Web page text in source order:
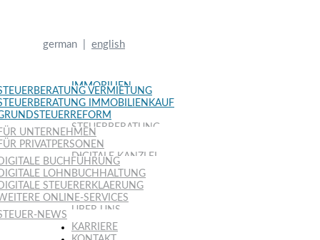
german | english
IMMOBILIEN
VERMIETUNG
IMMOBILIENKAUF
STEUERBERATUNG
UNTERNEHMEN
PRIVATPERSONEN
DIGITALE KANZLEI
BUCHFÜHRUNG
LOHNBUCHHALTUNG
STEUERERKLAERUNG
ONLINE-SERVICES
ÜBER UNS
NEWS
KARRIERE